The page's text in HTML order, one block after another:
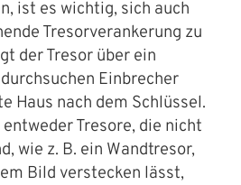
ist es wichtig, sich auch
Tresorverankerung zu
der Tresor über ein
Einbrecher
Haus nach dem Schlüssel.
Tresore, die nicht
wie z. B. ein Wandtresor,
Bild verstecken lässt,